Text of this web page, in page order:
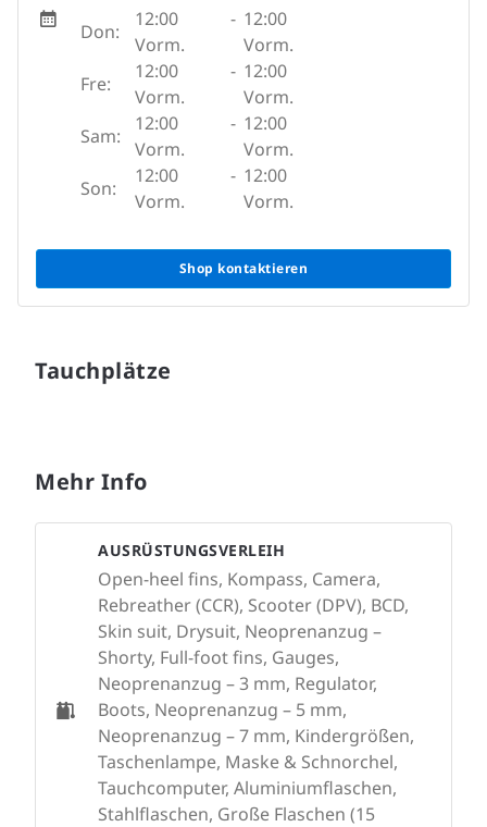
Don:
12:00
Vorm.
- 12:00
Vorm.
Fre:
12:00
Vorm.
- 12:00
Vorm.
Sam:
12:00
Vorm.
- 12:00
Vorm.
Son:
12:00
Vorm.
- 12:00
Vorm.
Shop kontaktieren
Tauchplätze
Mehr Info
AUSRÜSTUNGSVERLEIH
Open-heel fins, Kompass, Camera,
Rebreather (CCR), Scooter (DPV), BCD,
Skin suit, Drysuit, Neoprenanzug –
Shorty, Full-foot fins, Gauges,
Neoprenanzug – 3 mm, Regulator,
Boots, Neoprenanzug – 5 mm,
Neoprenanzug – 7 mm, Kindergrößen,
Taschenlampe, Maske & Schnorchel,
Tauchcomputer, Aluminiumflaschen,
Stahlflaschen, Große Flaschen (15